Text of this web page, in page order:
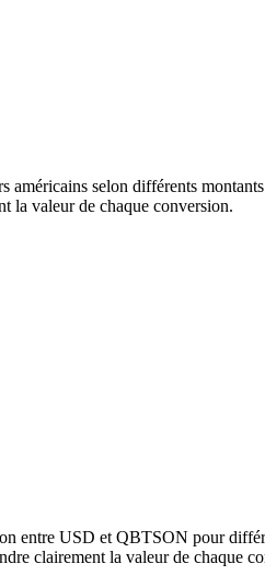
selon différents
la valeur de chaque conversion.
entre USD et QBTSON pour
clairement la valeur de chaque